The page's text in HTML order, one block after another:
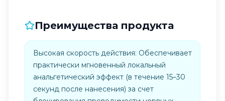
Преимущества продукта
Высокая скорость действия: Обеспечивает
практически мгновенный локальный
анальгетический эффект (в течение 15–30
секунд после нанесения) за счет